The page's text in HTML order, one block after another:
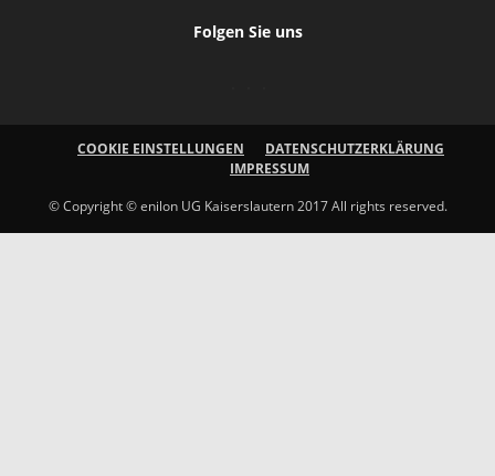
Folgen Sie uns
COOKIE EINSTELLUNGEN
DATENSCHUTZERKLÄRUNG
IMPRESSUM
© Copyright © enilon UG Kaiserslautern 2017 All rights reserved.